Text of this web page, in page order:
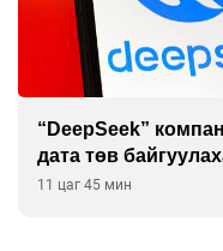
“DeepSeek”
дата төв
11 цаг 45 мин